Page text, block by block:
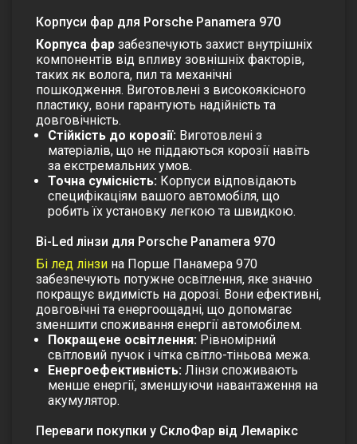
Корпуси фар для Porsche Panamera 970
Корпуса фар забезпечують захист внутрішніх
компонентів від впливу зовнішніх факторів,
таких як волога, пил та механічні
пошкодження. Виготовлені з високоякісного
пластику, вони гарантують надійність та
довговічність.
Стійкість до корозії: Виготовлені з
матеріалів, що не піддаються корозії навіть
за екстремальних умов.
Точна сумісність: Корпуси відповідають
специфікаціям вашого автомобіля, що
робить їх установку легкою та швидкою.
Bi-Led лінзи для Porsche Panamera 970
Бі лед лінзи на Порше Панамера 970
забезпечують потужне освітлення, яке значно
покращує видимість на дорозі. Вони ефективні,
довговічні та енергоощадні, що допомагає
зменшити споживання енергії автомобілем.
Покращене освітлення: Рівномірний
світловий пучок і чітка світло-тіньова межа.
Енергоефективність: Лінзи споживають
менше енергії, зменшуючи навантаження на
акумулятор.
Переваги покупки у СклоФар від Лемарікс